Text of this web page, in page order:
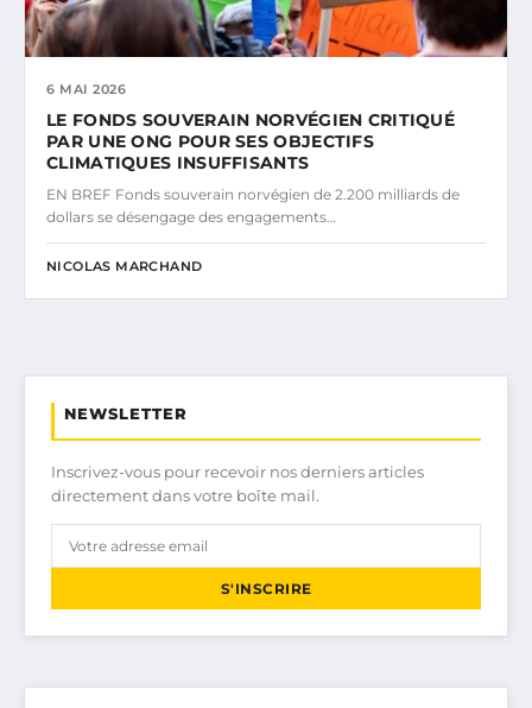
6 MAI 2026
LE FONDS SOUVERAIN NORVÉGIEN CRITIQUÉ
PAR UNE ONG POUR SES OBJECTIFS
CLIMATIQUES INSUFFISANTS
EN BREF Fonds souverain norvégien de 2.200 milliards de
dollars se désengage des engagements…
NICOLAS MARCHAND
NEWSLETTER
Inscrivez-vous pour recevoir nos derniers articles
directement dans votre boîte mail.
S'INSCRIRE